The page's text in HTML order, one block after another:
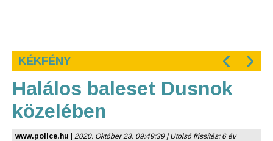
KÉKFÉNY ‹ ›
Halálos baleset Dusnok
közelében
www.police.hu 2020. Október 23. 09:49:39 | Utolsó frissítés: 6 év